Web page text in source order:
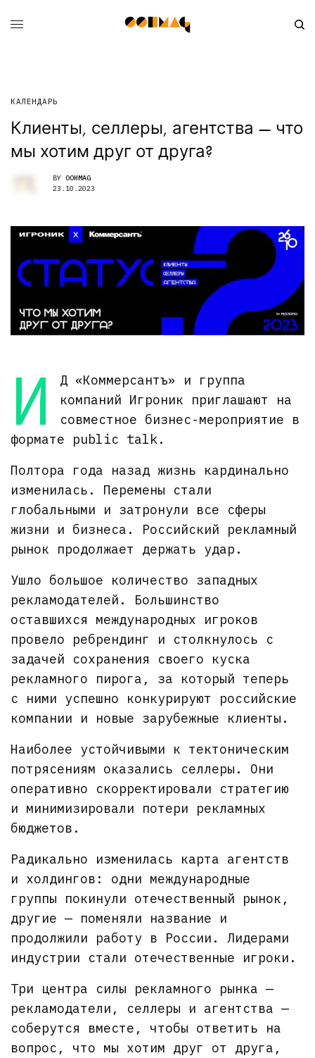
КАЛЕНДАРЬ
Клиенты, селлеры, агентства — что
мы хотим друг от друга?
BY OOHMAG
23.10.2023
И
Д «Коммерсантъ» и группа
компаний Игроник приглашают на
совместное бизнес-мероприятие в
формате public talk.
Полтора года назад жизнь кардинально
изменилась. Перемены стали
глобальными и затронули все сферы
жизни и бизнеса. Российский рекламный
рынок продолжает держать удар.
Ушло большое количество западных
рекламодателей. Большинство
оставшихся международных игроков
провело ребрендинг и столкнулось с
задачей сохранения своего куска
рекламного пирога, за который теперь
с ними успешно конкурируют российские
компании и новые зарубежные клиенты.
Наиболее устойчивыми к тектоническим
потрясениям оказались селлеры. Они
оперативно скорректировали стратегию
и минимизировали потери рекламных
бюджетов.
Радикально изменилась карта агентств
и холдингов: одни международные
группы покинули отечественный рынок,
другие — поменяли название и
продолжили работу в России. Лидерами
индустрии стали отечественные игроки.
Три центра силы рекламного рынка —
рекламодатели, селлеры и агентства —
соберутся вместе, чтобы ответить на
вопрос, что мы хотим друг от друга,